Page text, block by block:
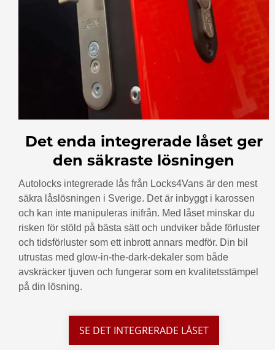
Det enda integrerade låset ger
den säkraste lösningen
Autolocks integrerade lås från Locks4Vans är den mest
säkra låslösningen i Sverige. Det är inbyggt i karossen
och kan inte manipuleras inifrån. Med låset minskar du
risken för stöld på bästa sätt och undviker både förluster
och tidsförluster som ett inbrott annars medför. Din bil
utrustas med glow-in-the-dark-dekaler som både
avskräcker tjuven och fungerar som en kvalitetsstämpel
på din lösning.
SE DET INTEGRERADE LÅSET